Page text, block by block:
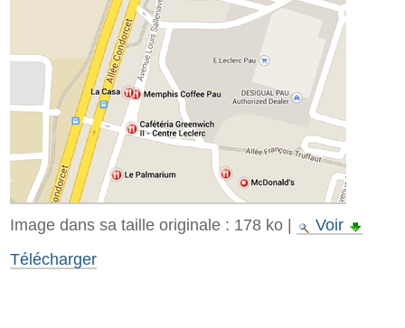
Image dans sa taille originale : 178 ko|
Voir
Télécharger